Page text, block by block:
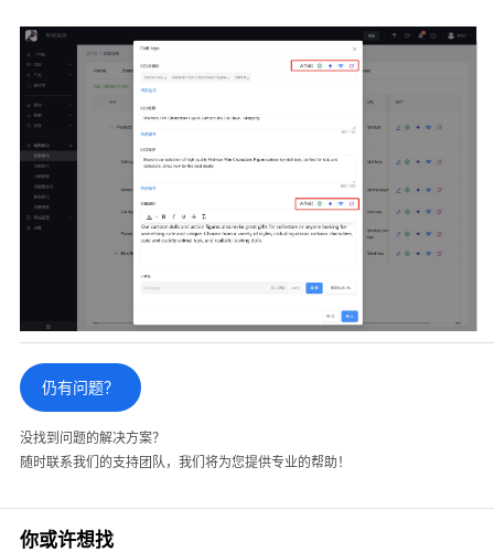
仍有问题？
没找到问题的解决方案？
随时联系我们的支持团队，我们将为您提供专业的帮助！
你或许想找